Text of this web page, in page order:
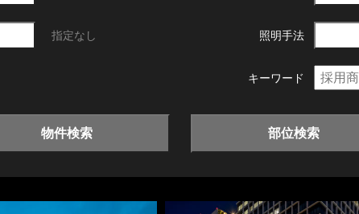
指定なし 照明手法
キーワード
物件検索 部位検索